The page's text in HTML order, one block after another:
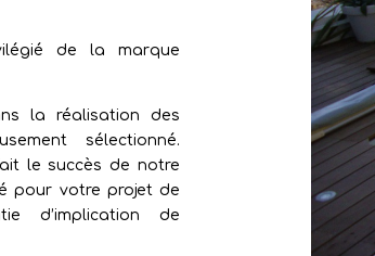
de la marque
la réalisation des
sélectionné.
le succès de notre
pour votre projet de
d’implication de